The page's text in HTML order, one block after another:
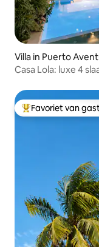
Villa in Puerto
Casa Lola: luxe 4
Topfavoriet van
Favoriet van